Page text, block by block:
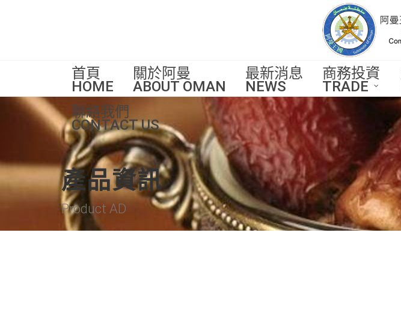
首頁
HOME
關於阿曼
ABOUT OMAN
最新消息
NEWS
商務投資
TRADE
聯絡我們
CONTACT US
產品資訊
Product AD